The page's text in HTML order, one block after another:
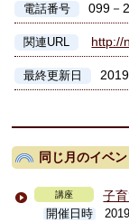
電話番号 099－
関連URL http://
最終更新日
同じ月のイベン
講座 子
開催日時